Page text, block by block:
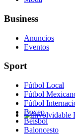
Involvidable
Business
Anuncios
Eventos
Sport
Fútbol Local
Fútbol
Fútbol
Boxeo
Béisbol
Baloncesto